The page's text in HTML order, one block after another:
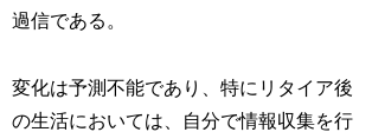
過信である。
変化は予測不能であり、特にリタイア後
の生活においては、自分で情報収集を行